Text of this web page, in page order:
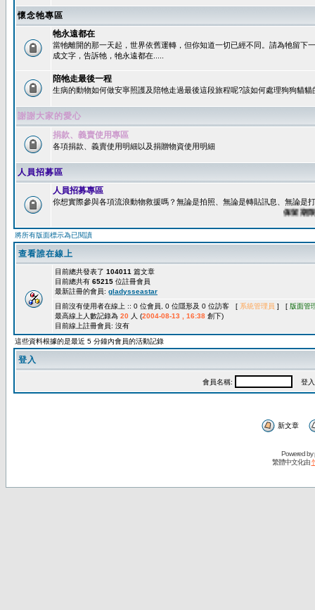
懷念牠專區
牠永遠都在
當牠離開的那一天起，世界依舊運轉，但你知道一切已經不同。請為牠留下
成文字，告訴牠，牠永遠都在.....
陪牠走最後一程
生病的動物如何做安寧照護及陪牠走過最後這段旅程呢?該如何處理狗狗貓貓
謝謝大家的愛心
捐款、義賣使用專區
各項捐款、義賣使用明細以及捐贈物資使用明細
人員招募區
人員招募專區
你想實際參與各項流浪動物救援嗎？無論是拍照、無論是轉貼訊息、無論是
保留期限：
將所有版面標示為已閱讀
查看誰在線上
目前總共發表了 104011 篇文章
目前總共有 65215 位註冊會員
最新註冊的會員: gladysseastar
目前沒有使用者在線上 :: 0 位會員, 0 位隱形及 0 位訪客 [ 系統管理員 ] [ 版面管
最高線上人數記錄為 20 人 (2004-08-13 , 16:38 創下)
目前線上註冊會員: 沒有
這些資料根據的是最近 5 分鐘內會員的活動記錄
登入
會員名稱: 登入
新文章
Powered by
繁體中文化由